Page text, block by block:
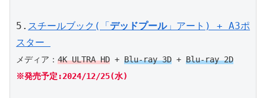
5. スチールブック(「デッドプール」アート) + A3ポ
スター
メディア： 4K ULTRA HD + Blu-ray 3D + Blu-ray 2D
※発売予定:2024/12/25(水)